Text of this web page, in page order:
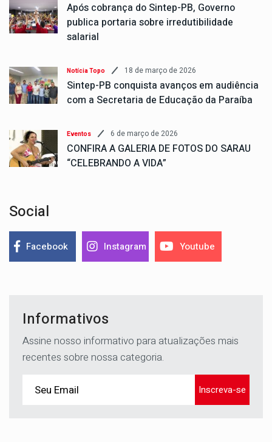
Após cobrança do Sintep-PB, Governo
publica portaria sobre irredutibilidade
salarial
Notícia Topo 18 de março de 2026
Sintep-PB conquista avanços em audiência
com a Secretaria de Educação da Paraíba
Eventos 6 de março de 2026
CONFIRA A GALERIA DE FOTOS DO SARAU
“CELEBRANDO A VIDA”
Social
Facebook Instagram Youtube
Informativos
Assine nosso informativo para atualizações mais
recentes sobre nossa categoria.
Inscreva-se